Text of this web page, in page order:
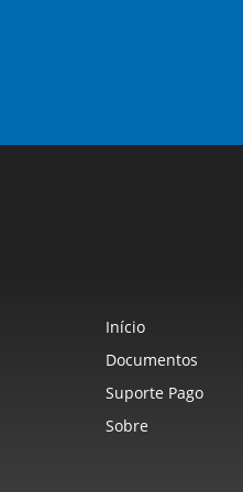
Início
Documentos
Suporte Pago
Sobre